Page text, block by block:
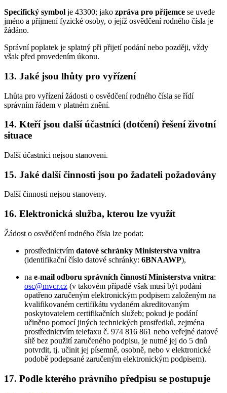
Specifický symbol je 43300; jako zpráva pro příjemce se uvede
jméno a příjmení fyzické osoby, o jejíž osvědčení rodného čísla je
žádáno.
Správní poplatek je splatný při přijetí podání nebo později, vždy
však před provedením úkonu.
13. Jaké jsou lhůty pro vyřízení
Lhůta pro vyřízení žádosti o osvědčení rodného čísla se řídí
správním řádem v platném znění.
14. Kteří jsou další účastníci (dotčení) řešení životní
situace
Další účastníci nejsou stanoveni.
15. Jaké další činnosti jsou po žadateli požadovány
Další činnosti nejsou stanoveny.
16. Elektronická služba, kterou lze využít
Žádost o osvědčení rodného čísla lze podat:
prostřednictvím datové schránky Ministerstva vnitra
(identifikační číslo datové schránky: 6BNAAWP),
na e-mail odboru správních činností Ministerstva vnitra:
osc@mvcr.cz (v takovém případě však musí být podání
opatřeno zaručeným elektronickým podpisem založeným na
kvalifikovaném certifikátu vydaném akreditovaným
poskytovatelem certifikačních služeb; pokud je podání
učiněno pomocí jiných technických prostředků, zejména
prostřednictvím telefaxu č. 974 816 861 nebo veřejné datové
sítě bez použití zaručeného podpisu, je nutné jej do 5 dnů
potvrdit, tj. učinit jej písemně, osobně, nebo v elektronické
podobě podepsané zaručeným elektronickým podpisem).
17. Podle kterého právního předpisu se postupuje